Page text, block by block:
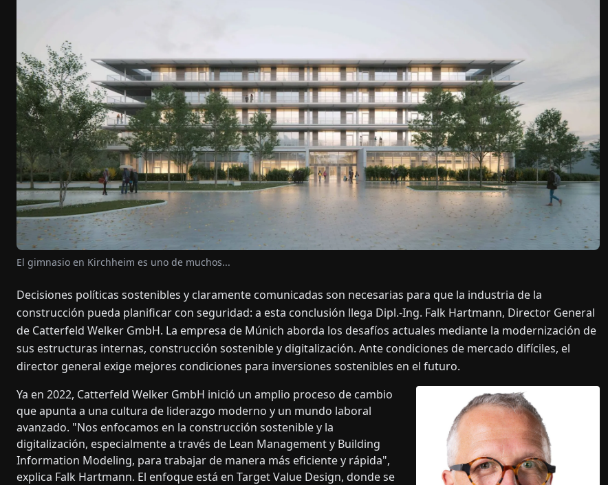
El gimnasio en Kirchheim es uno de muchos...
Decisiones políticas sostenibles y claramente comunicadas son necesarias para que la industria de la
construcción pueda planificar con seguridad: a esta conclusión llega Dipl.-Ing. Falk Hartmann, Director General
de Catterfeld Welker GmbH. La empresa de Múnich aborda los desafíos actuales mediante la modernización de
sus estructuras internas, construcción sostenible y digitalización. Ante condiciones de mercado difíciles, el
director general exige mejores condiciones para inversiones sostenibles en el futuro.
Ya en 2022, Catterfeld Welker GmbH inició un amplio proceso de cambio
que apunta a una cultura de liderazgo moderno y un mundo laboral
avanzado. "Nos enfocamos en la construcción sostenible y la
digitalización, especialmente a través de Lean Management y Building
Information Modeling, para trabajar de manera más eficiente y rápida",
explica Falk Hartmann. El enfoque está en Target Value Design, donde se